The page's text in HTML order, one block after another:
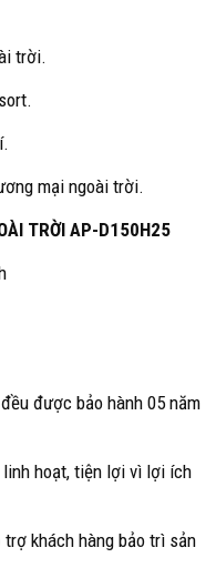
trời.
mại ngoài trời.
TRỜI AP-D150H25
được bảo hành 05 năm
linh hoạt, tiện lợi vì lợi ích
khách hàng bảo trì sản